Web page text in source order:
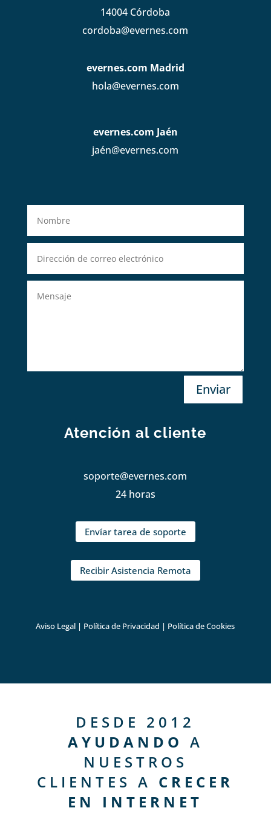
14004 Córdoba
cordoba@evernes.com
evernes.com Madrid
hola@evernes.com
evernes.com Jaén
jaén@evernes.com
Enviar
Atención al cliente
soporte@evernes.com
24 horas
Envíar tarea de soporte
Recibir Asistencia Remota
Aviso Legal | Política de Privacidad | Política de Cookies
DESDE 2012
AYUDANDO A
NUESTROS
CLIENTES A CRECER
EN INTERNET